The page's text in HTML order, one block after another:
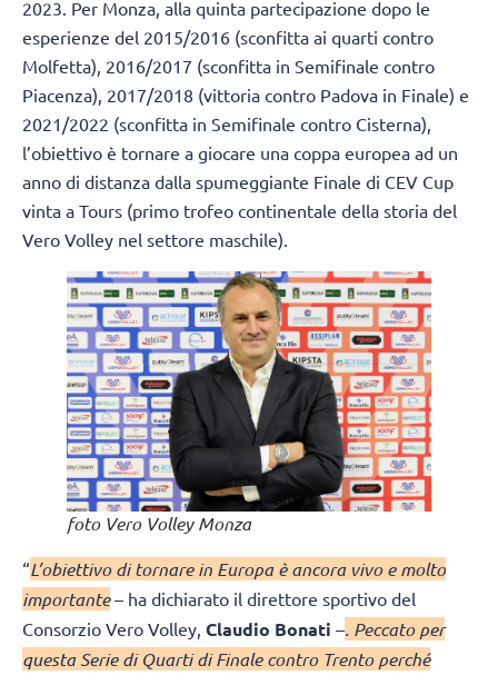
2023. Per Monza, alla quinta partecipazione dopo le
esperienze del 2015/2016 (sconfitta ai quarti contro
Molfetta), 2016/2017 (sconfitta in Semifinale contro
Piacenza), 2017/2018 (vittoria contro Padova in Finale) e
2021/2022 (sconfitta in Semifinale contro Cisterna),
l’obiettivo è tornare a giocare una coppa europea ad un
anno di distanza dalla spumeggiante Finale di CEV Cup
vinta a Tours (primo trofeo continentale della storia del
Vero Volley nel settore maschile).
foto Vero Volley Monza
“L’obiettivo di tornare in Europa è ancora vivo e molto
importante – ha dichiarato il direttore sportivo del
Consorzio Vero Volley, Claudio Bonati –. Peccato per
questa Serie di Quarti di Finale contro Trento perché